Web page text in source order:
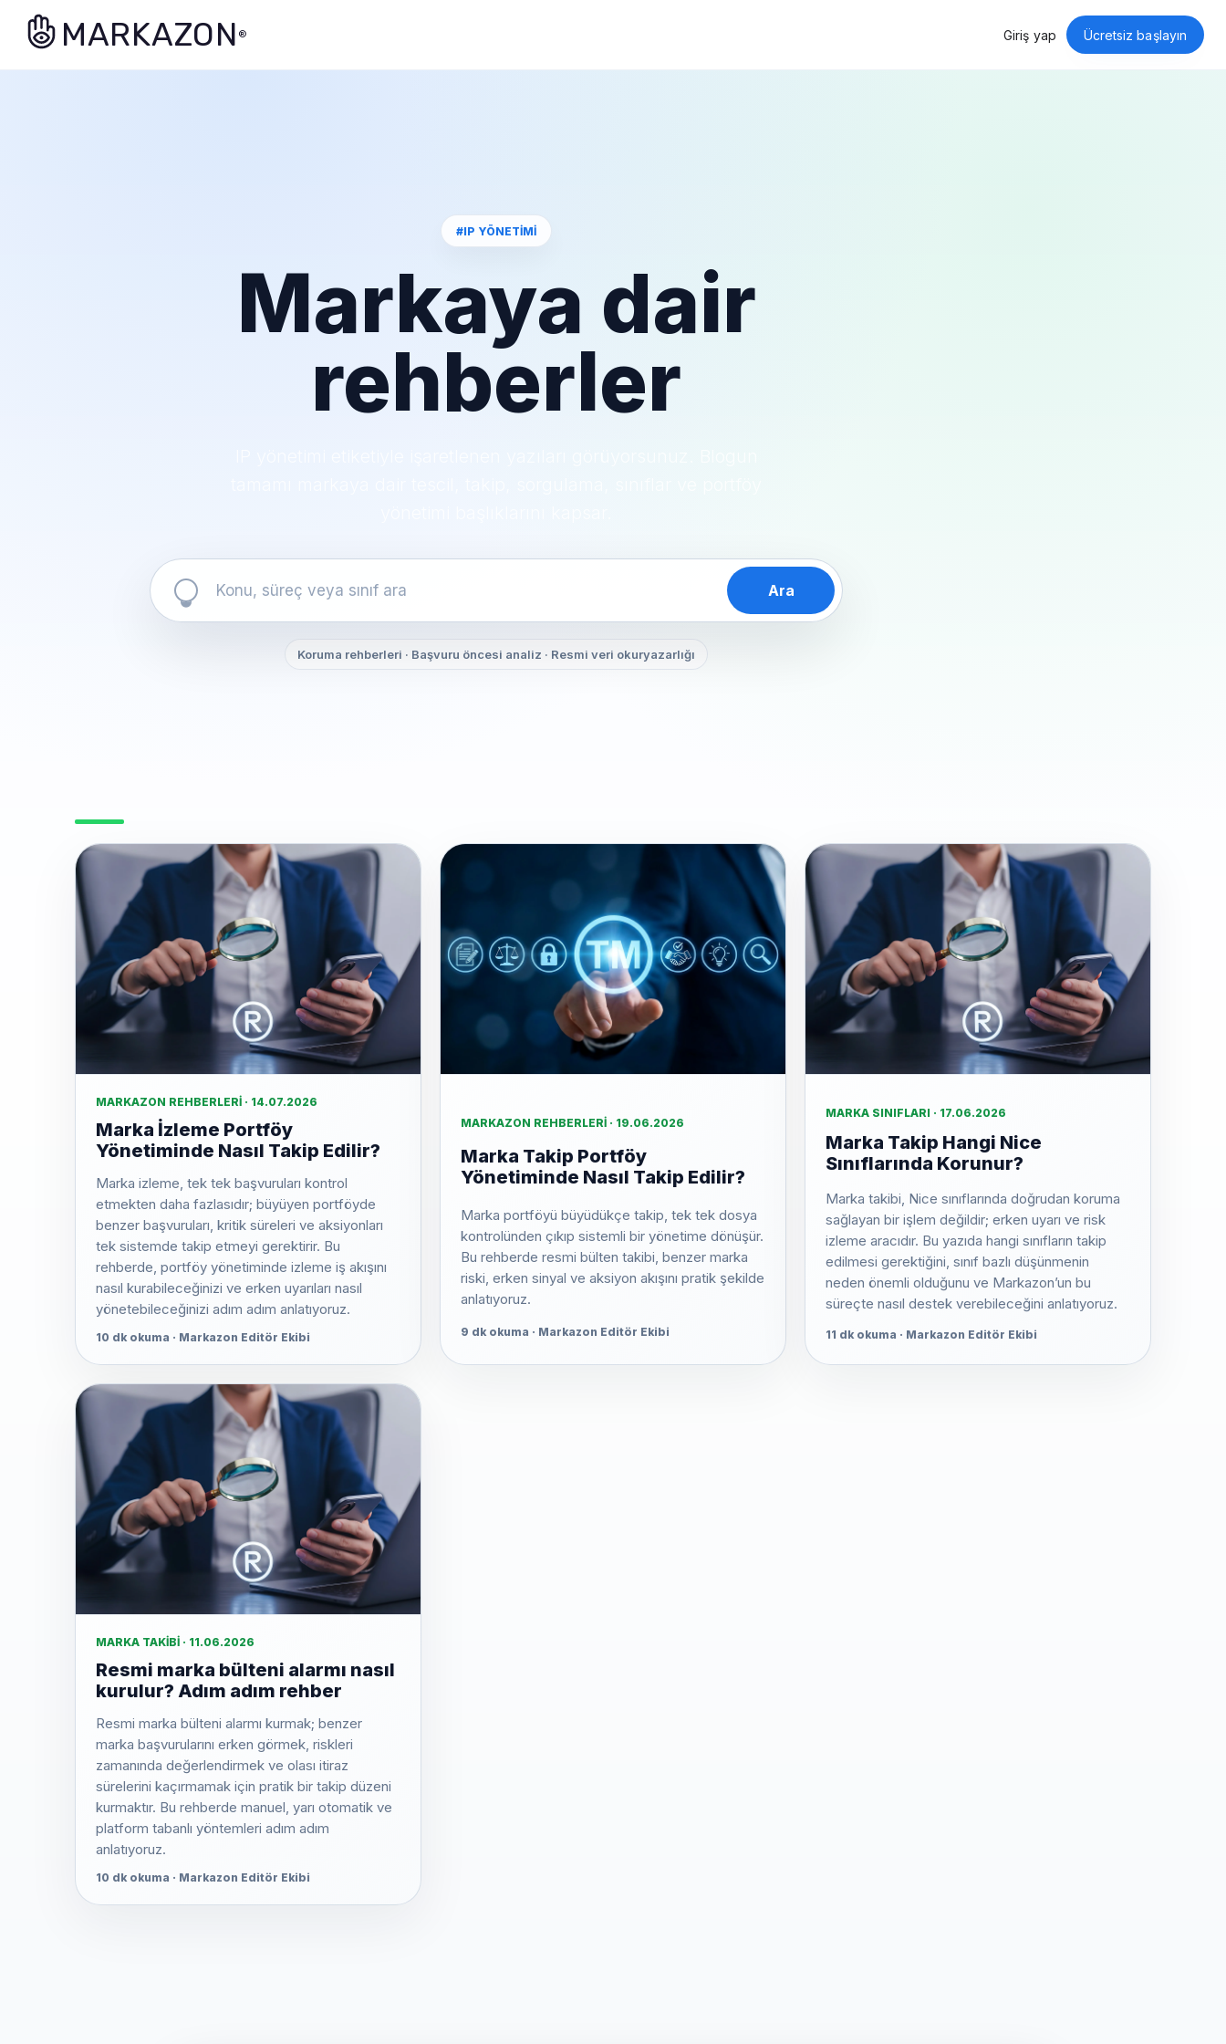
MARKAZON ® Giriş yap Ücretsiz başlayın
#IP YÖNETIMI
Markaya dair
rehberler
Ara
MARKAZON REHBERLERI · 14.07.2026
Marka İzleme Portföy
Yönetiminde Nasıl Takip Edilir?
Marka izleme, tek tek başvuruları kontrol
etmekten daha fazlasıdır; büyüyen portföyde
benzer başvuruları, kritik süreleri ve aksiyonları
tek sistemde takip etmeyi gerektirir. Bu
rehberde, portföy yönetiminde izleme iş akışını
nasıl kurabileceğinizi ve erken uyarıları nasıl
yönetebileceğinizi adım adım anlatıyoruz.
10 dk okuma · Markazon Editör Ekibi
MARKAZON REHBERLERI · 19.06.2026
Marka Takip Portföy
Yönetiminde Nasıl Takip Edilir?
Marka portföyü büyüdükçe takip, tek tek dosya
kontrolünden çıkıp sistemli bir yönetime dönüşür.
Bu rehberde resmi bülten takibi, benzer marka
riski, erken sinyal ve aksiyon akışını pratik şekilde
anlatıyoruz.
9 dk okuma · Markazon Editör Ekibi
MARKA SINIFLARI · 17.06.2026
Marka Takip Hangi Nice
Sınıflarında Korunur?
Marka takibi, Nice sınıflarında doğrudan koruma
sağlayan bir işlem değildir; erken uyarı ve risk
izleme aracıdır. Bu yazıda hangi sınıfların takip
edilmesi gerektiğini, sınıf bazlı düşünmenin
neden önemli olduğunu ve Markazon’un bu
süreçte nasıl destek verebileceğini anlatıyoruz.
11 dk okuma · Markazon Editör Ekibi
MARKA TAKIBI · 11.06.2026
Resmi marka bülteni alarmı nasıl
kurulur? Adım adım rehber
Resmi marka bülteni alarmı kurmak; benzer
marka başvurularını erken görmek, riskleri
zamanında değerlendirmek ve olası itiraz
sürelerini kaçırmamak için pratik bir takip düzeni
kurmaktır. Bu rehberde manuel, yarı otomatik ve
platform tabanlı yöntemleri adım adım
anlatıyoruz.
10 dk okuma · Markazon Editör Ekibi